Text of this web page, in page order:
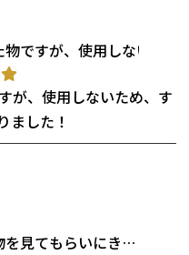
ですが、使用しないた
が、使用しないため、す
ました！
見てもらいにきました。